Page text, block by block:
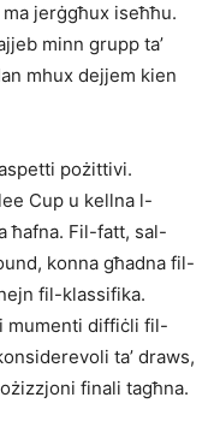
jerġgħux iseħħu.
minn grupp ta’
mhux dejjem kien
pożittivi.
Cup u kellna l-
ħafna. Fil-fatt, sal-
konna għadna fil-
fil-klassifika.
mumenti diffiċli fil-
ta’ draws,
finali tagħna.